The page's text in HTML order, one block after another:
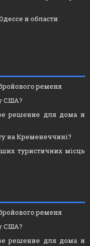
и области
ременя
США?
решение для дома и
на Кременеччині?
туристичних місць
ременя
США?
решение для дома и